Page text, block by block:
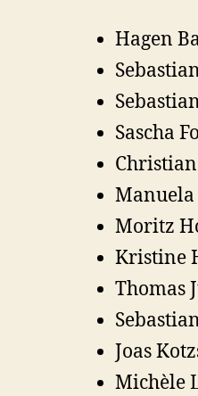
Hagen
Sascha
Manuela
Moritz
Kristine
Thomas
Joas
Michèle